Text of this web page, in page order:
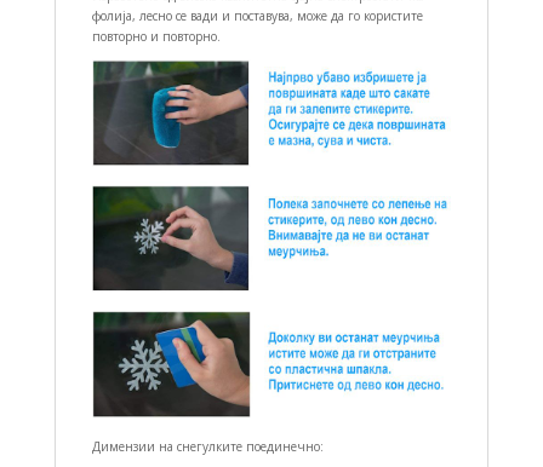
фолија, лесно се вади и поставува, може да го користите
повторно и повторно.
Димензии на снегулките поединечно: